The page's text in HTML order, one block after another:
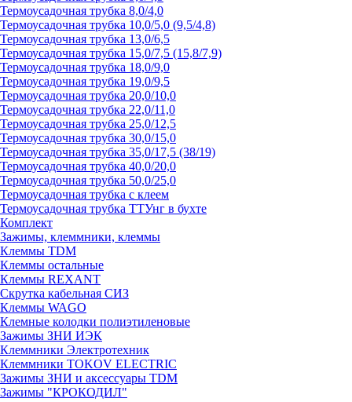
Термоусадочная трубка 8,0/4,0
Термоусадочная трубка 10,0/5,0 (9,5/4,8)
Термоусадочная трубка 13,0/6,5
Термоусадочная трубка 15,0/7,5 (15,8/7,9)
Термоусадочная трубка 18,0/9,0
Термоусадочная трубка 19,0/9,5
Термоусадочная трубка 20,0/10,0
Термоусадочная трубка 22,0/11,0
Термоусадочная трубка 25,0/12,5
Термоусадочная трубка 30,0/15,0
Термоусадочная трубка 35,0/17,5 (38/19)
Термоусадочная трубка 40,0/20,0
Термоусадочная трубка 50,0/25,0
Термоусадочная трубка с клеем
Термоусадочная трубка ТТУнг в бухте
Комплект
Зажимы, клеммники, клеммы
Клеммы TDM
Клеммы остальные
Клеммы REXANT
Скрутка кабельная СИЗ
Клеммы WAGO
Клемные колодки полиэтиленовые
Зажимы ЗНИ ИЭК
Клеммники Электротехник
Клеммники TOKOV ELECTRIC
Зажимы ЗНИ и аксессуары TDM
Зажимы "КРОКОДИЛ"